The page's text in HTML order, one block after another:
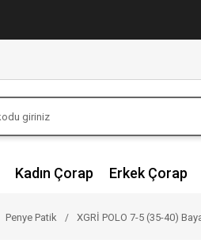
Kadın Çorap Erkek Çorap
Penye Patik XGRİ POLO 7-5 (35-40)